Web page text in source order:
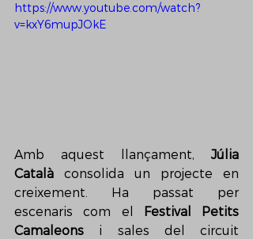
https://www.youtube.com/watch?
v=kxY6mupJOkE
Amb aquest llançament, Júlia
Català consolida un projecte en
creixement. Ha passat per
escenaris com el
Festival Petits
Camaleons i sales del circuit